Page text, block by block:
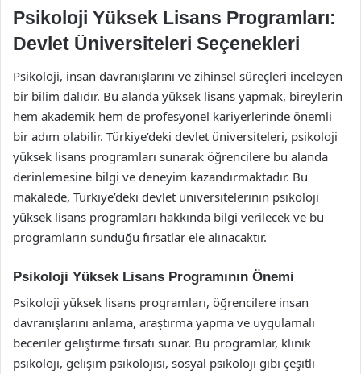
Psikoloji Yüksek Lisans Programları:
Devlet Üniversiteleri Seçenekleri
Psikoloji, insan davranışlarını ve zihinsel süreçleri inceleyen
bir bilim dalıdır. Bu alanda yüksek lisans yapmak, bireylerin
hem akademik hem de profesyonel kariyerlerinde önemli
bir adım olabilir. Türkiye’deki devlet üniversiteleri, psikoloji
yüksek lisans programları sunarak öğrencilere bu alanda
derinlemesine bilgi ve deneyim kazandırmaktadır. Bu
makalede, Türkiye’deki devlet üniversitelerinin psikoloji
yüksek lisans programları hakkında bilgi verilecek ve bu
programların sunduğu fırsatlar ele alınacaktır.
Psikoloji Yüksek Lisans Programının Önemi
Psikoloji yüksek lisans programları, öğrencilere insan
davranışlarını anlama, araştırma yapma ve uygulamalı
beceriler geliştirme fırsatı sunar. Bu programlar, klinik
psikoloji, gelişim psikolojisi, sosyal psikoloji gibi çeşitli